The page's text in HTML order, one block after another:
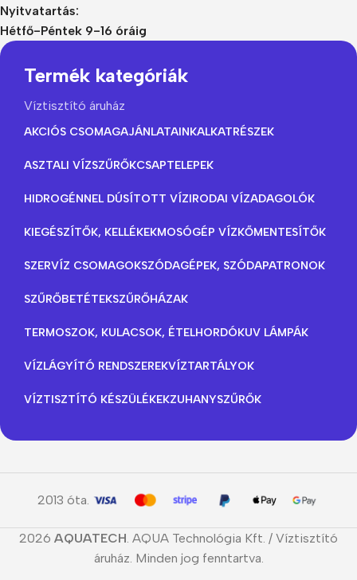
Nyitvatartás:
Hétfő-Péntek 9-16 óráig
Termék kategóriák
Víztisztító áruház
AKCIÓS CSOMAGAJÁNLATAINKALKATRÉSZEK
ASZTALI VÍZSZŰRŐKCSAPTELEPEK
HIDROGÉNNEL DÚSÍTOTT VÍZIRODAI VÍZADAGOLÓK
KIEGÉSZÍTŐK, KELLÉKEKMOSÓGÉP VÍZKŐMENTESÍTŐK
SZERVÍZ CSOMAGOKSZÓDAGÉPEK, SZÓDAPATRONOK
SZŰRŐBETÉTEKSZŰRŐHÁZAK
TERMOSZOK, KULACSOK, ÉTELHORDÓKUV LÁMPÁK
VÍZLÁGYÍTÓ RENDSZEREKVÍZTARTÁLYOK
VÍZTISZTÍTÓ KÉSZÜLÉKEKZUHANYSZŰRŐK
2013 óta.
2026 AQUATECH. AQUA Technológia Kft. / Víztisztító
áruház. Minden jog fenntartva.